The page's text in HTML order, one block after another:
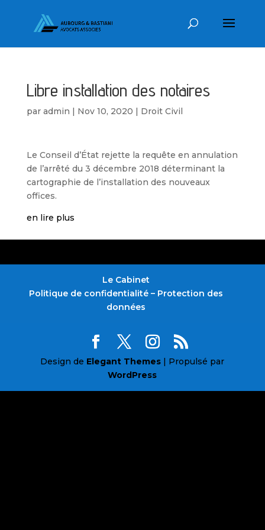
Libre installation des notaires
par admin | Nov 10, 2020 | Droit Civil
Le Conseil d’État rejette la requête en annulation
de l’arrêté du 3 décembre 2018 déterminant la
cartographie de l’installation des nouveaux
offices.
en lire plus
Le Cabinet
Politique de confidentialité – Protection des
données
Design de Elegant Themes | Propulsé par
WordPress